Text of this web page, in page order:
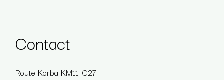
Contact
Route Korba KM11, C27